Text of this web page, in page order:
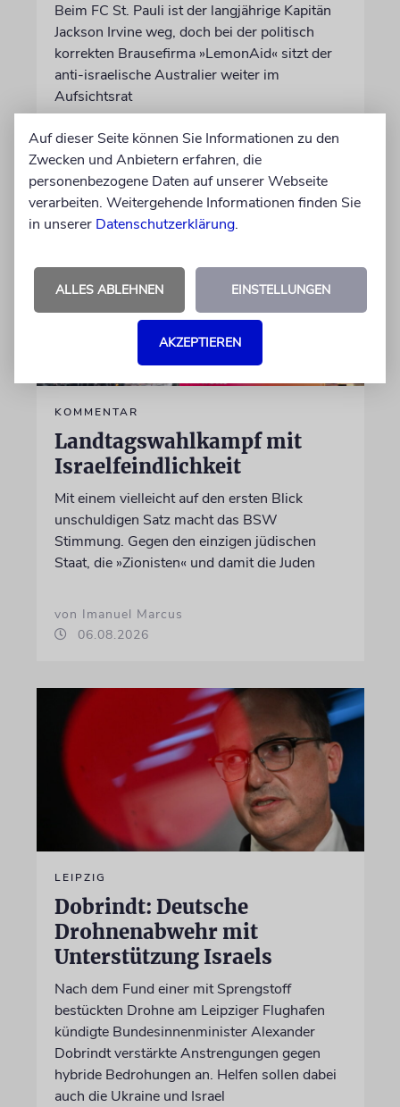
Beim FC St. Pauli ist der langjährige Kapitän
Jackson Irvine weg, doch bei der politisch
korrekten Brausefirma »LemonAid« sitzt der
anti-israelische Australier weiter im
Aufsichtsrat
von Daniel Killy
06.08.2026
KOMMENTAR
Landtagswahlkampf mit
Israelfeindlichkeit
Mit einem vielleicht auf den ersten Blick
unschuldigen Satz macht das BSW
Stimmung. Gegen den einzigen jüdischen
Staat, die »Zionisten« und damit die Juden
von Imanuel Marcus
06.08.2026
LEIPZIG
Dobrindt: Deutsche
Drohnenabwehr mit
Unterstützung Israels
Nach dem Fund einer mit Sprengstoff
bestückten Drohne am Leipziger Flughafen
kündigte Bundesinnenminister Alexander
Dobrindt verstärkte Anstrengungen gegen
hybride Bedrohungen an. Helfen sollen dabei
auch die Ukraine und Israel
Auf dieser Seite können Sie Informationen zu den
Zwecken und Anbietern erfahren, die
personenbezogene Daten auf unserer Webseite
verarbeiten. Weitergehende Informationen finden Sie
in unserer Datenschutzerklärung.
ALLES ABLEHNEN EINSTELLUNGEN
AKZEPTIEREN